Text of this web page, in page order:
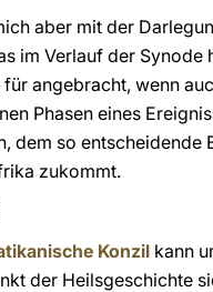
aber mit der
im Verlauf der Synode
für angebracht, wenn
Phasen eines
dem so entscheidende
zukommt.
Konzil kann
der Heilsgeschichte